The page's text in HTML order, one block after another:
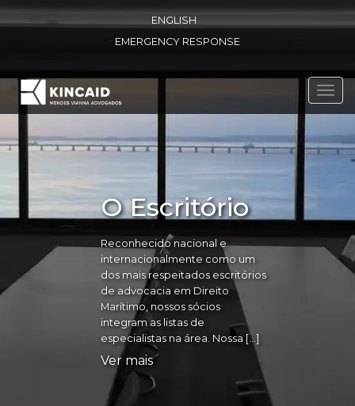
ENGLISH
EMERGENCY RESPONSE
O Escritório
Reconhecido nacional e
internacionalmente como um
dos mais respeitados escritórios
de advocacia em Direito
Marítimo, nossos sócios
integram as listas de
especialistas na área. Nossa […]
Ver mais